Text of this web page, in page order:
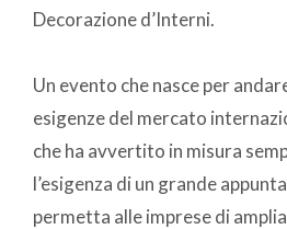
Decorazione d’Interni.
Un evento che nasce per
esigenze del mercato
che ha avvertito in misura
l’esigenza di un grande
permetta alle imprese di